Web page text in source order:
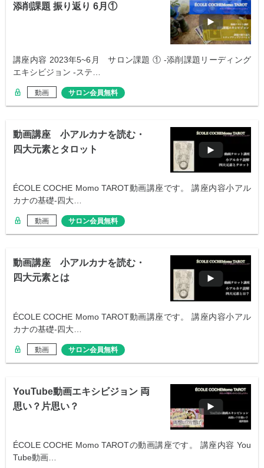
添削課題 振り返り 6月①
講座内容 2023年5~6月 サロン課題 ① -添削課題リーディング
エキシビジョン -ステ…
動画 サロン会員無料
動画講座 小アルカナを読む・
四大元素とタロット
ÉCOLE COCHE Momo TAROT動画講座です。 講座内容小アル
カナの基礎-四大…
動画 サロン会員無料
動画講座 小アルカナを読む・
四大元素とは
ÉCOLE COCHE Momo TAROT動画講座です。 講座内容小アル
カナの基礎-四大…
動画 サロン会員無料
YouTube動画エキシビジョン 両
思い？片思い？
ÉCOLE COCHE Momo TAROTの動画講座です。 講座内容 You
Tube動画…